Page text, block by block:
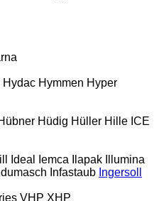
Hydac Hymmen Hyper
Hüdig Hüller Hille ICE
Ideal Iemca Ilapak
Illumina
Infastaub Ingersoll
VHP XHP